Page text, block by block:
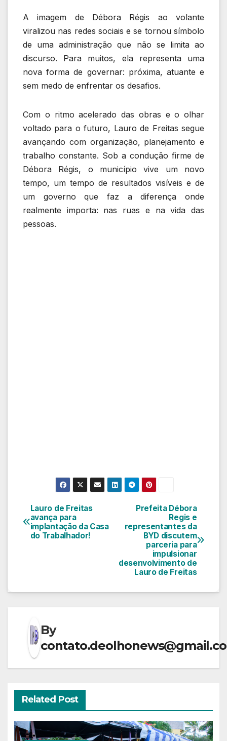
A imagem de Débora Régis ao volante
viralizou nas redes sociais e se tornou símbolo
de uma administração que não se limita ao
discurso. Para muitos, ela representa uma
nova forma de governar: próxima, atuante e
sem medo de enfrentar os desafios.
Com o ritmo acelerado das obras e o olhar
voltado para o futuro, Lauro de Freitas segue
avançando com organização, planejamento e
trabalho constante. Sob a condução firme de
Débora Régis, o município vive um novo
tempo, um tempo de resultados visíveis e de
um governo que faz a diferença onde
realmente importa: nas ruas e na vida das
pessoas.
Navegação
de
Prefeita Débora
Regis e
representantes da
BYD discutem
parceria para
impulsionar
desenvolvimento de
Lauro de Freitas
Lauro de Freitas
avança para
implantação da Casa
do Trabalhador!
By
Related Post